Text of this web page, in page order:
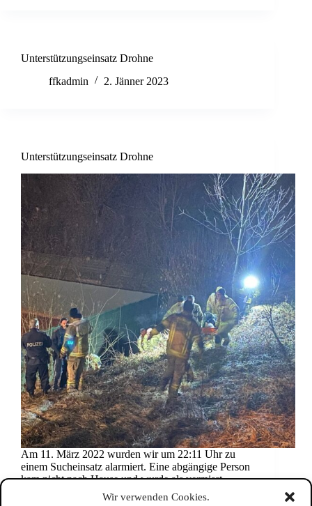
Wir verwenden Cookies.
Unterstützungseinsatz Drohne
ffkadmin
2. Jänner 2023
Unterstützungseinsatz Drohne
Am 11. März 2022 wurden wir um 22:11 Uhr zu
einem Sucheinsatz alarmiert. Eine abgängige Person
kam nicht nach Hause und wurde als vermisst
gemeldet. Um ca. 01:00 Uhr wurde die Person leicht